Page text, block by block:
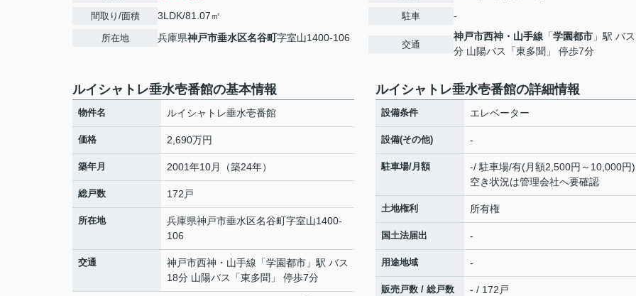
間取り/面積 3LDK/81.07㎡
所在地 兵庫県神戸市垂水区名谷町字室山1400-106
駐車 -
交通
神戸市西神・山手線 「学園都市 」駅 バ
分 山陽バス「東多聞」 停歩7分
ルイシャトレ垂水壱番館の基本情報
物件名 ルイシャトレ垂水壱番館
価格 2,690万円
築年月 2001年10月（築24年）
総戸数 172戸
所在地 兵庫県神戸市垂水区名谷町字室山1400-
106
交通 神戸市西神・山手線 「学園都市 」駅 バス
18分 山陽バス「東多聞」 停歩7分
ルイシャトレ垂水壱番館の詳細情報
設備条件 エレベーター
設備(その他) -
駐車場/月額
-/ 駐車場/有(月額2,500円～10,000
空き状況は管理会社へ要確認
土地権利 所有権
国土法届出 -
用途地域 -
販売戸数 / 総戸数 - / 172戸